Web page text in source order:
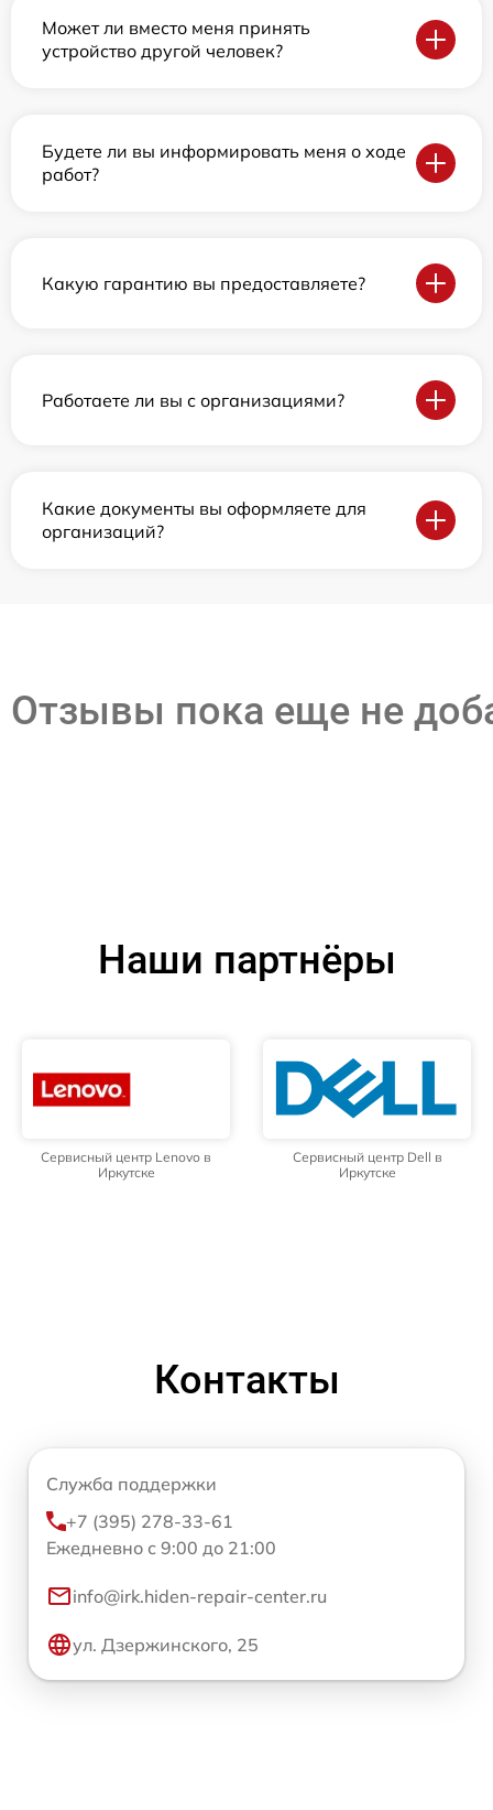
Может ли вместо меня принять
устройство другой человек?
Будете ли вы информировать меня о ходе
работ?
Какую гарантию вы предоставляете?
Работаете ли вы с организациями?
Какие документы вы оформляете для
организаций?
Отзывы пока еще не
Наши партнёры
Сервисный центр Lenovo в
Иркутске
Сервисный центр Dell в
Иркутске
Контакты
Служба поддержки
+7 (395) 278-33-61
Ежедневно с 9:00 до 21:00
info@irk.hiden-repair-center.ru
ул. Дзержинского, 25